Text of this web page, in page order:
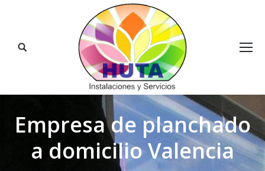
Buscar:
Empresa de planchado
a domicilio Valencia